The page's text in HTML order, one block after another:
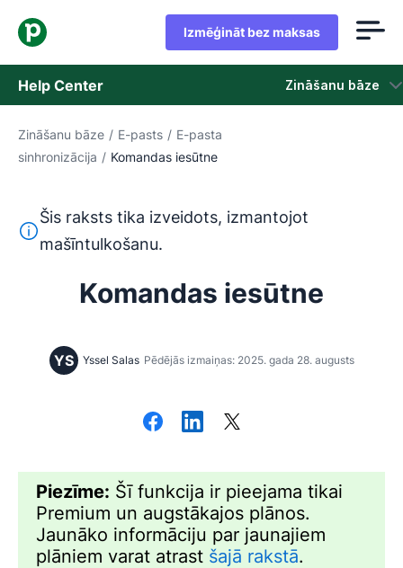
Izmēģināt bez maksas
Help Center Zināšanu bāze
Zināšanu bāze
Sazināties ar atbalsta dienestu
Zināšanu bāze / E-pasts / E-pasta
sinhronizācija / Komandas iesūtne
Šis teksts ir tulkots no angļu valodas, izmantojot
Šis raksts tika izveidots, izmantojot
mašīntulkošanu.
Komandas iesūtne
YS Yssel Salas Pēdējās izmaiņas: 2025. gada 28. augusts
Piezīme: Šī funkcija ir pieejama tikai
Premium un augstākajos plānos.
Jaunāko informāciju par jaunajiem
plāniem varat atrast šajā rakstā.